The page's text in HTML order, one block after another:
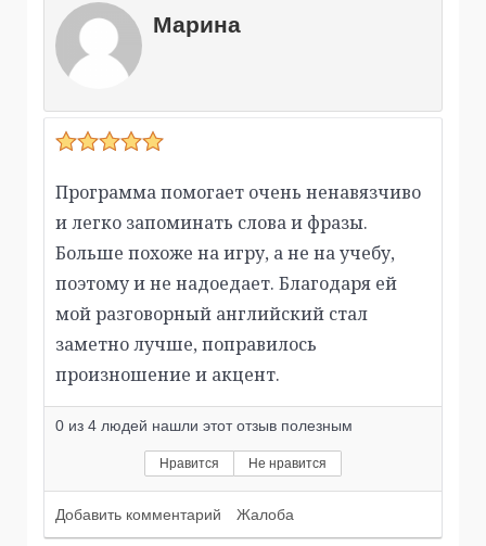
Марина
Программа помогает очень ненавязчиво
и легко запоминать слова и фразы.
Больше похоже на игру, а не на учебу,
поэтому и не надоедает. Благодаря ей
мой разговорный английский стал
заметно лучше, поправилось
произношение и акцент.
0 из 4 людей нашли этот отзыв полезным
Нравится Не нравится
Добавить комментарий Жалоба